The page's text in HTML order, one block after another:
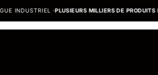
INDUSTRIEL ·PLUSIEURS MILLIERS DE PRODUITS ET